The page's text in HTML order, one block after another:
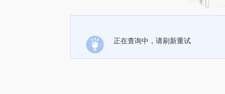
正在查询中，请刷新重试